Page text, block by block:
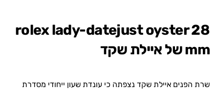
rolex lady-datejust oyster 28
mm של איילת שקד
שרת הפנים איילת שקד נצפתה כי עונדת שעון ייחודי מסדרת